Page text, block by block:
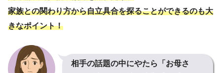
家族との関わり方から自立具合を探ることができるのも大
きなポイント！
相手の話題の中にやたら「お母さ